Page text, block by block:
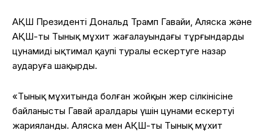
АҚШ Президенті Дональд Трамп Гавайи, Аляска және
АҚШ-тың Тынық мұхит жағалауындағы тұрғындарды
цунамидің ықтимал қаупі туралы ескертуге назар
аударуға шақырды.
«Тынық мұхитында болған жойқын жер сілкінісіне
байланысты Гавай аралдары үшін цунами ескертуі
жарияланды. Аляска мен АҚШ-тың Тынық мұхит